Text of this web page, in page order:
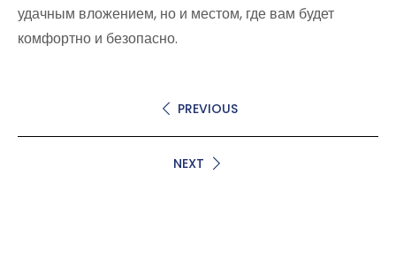
удачным вложением, но и местом, где вам будет
комфортно и безопасно.
PREVIOUS
NEXT